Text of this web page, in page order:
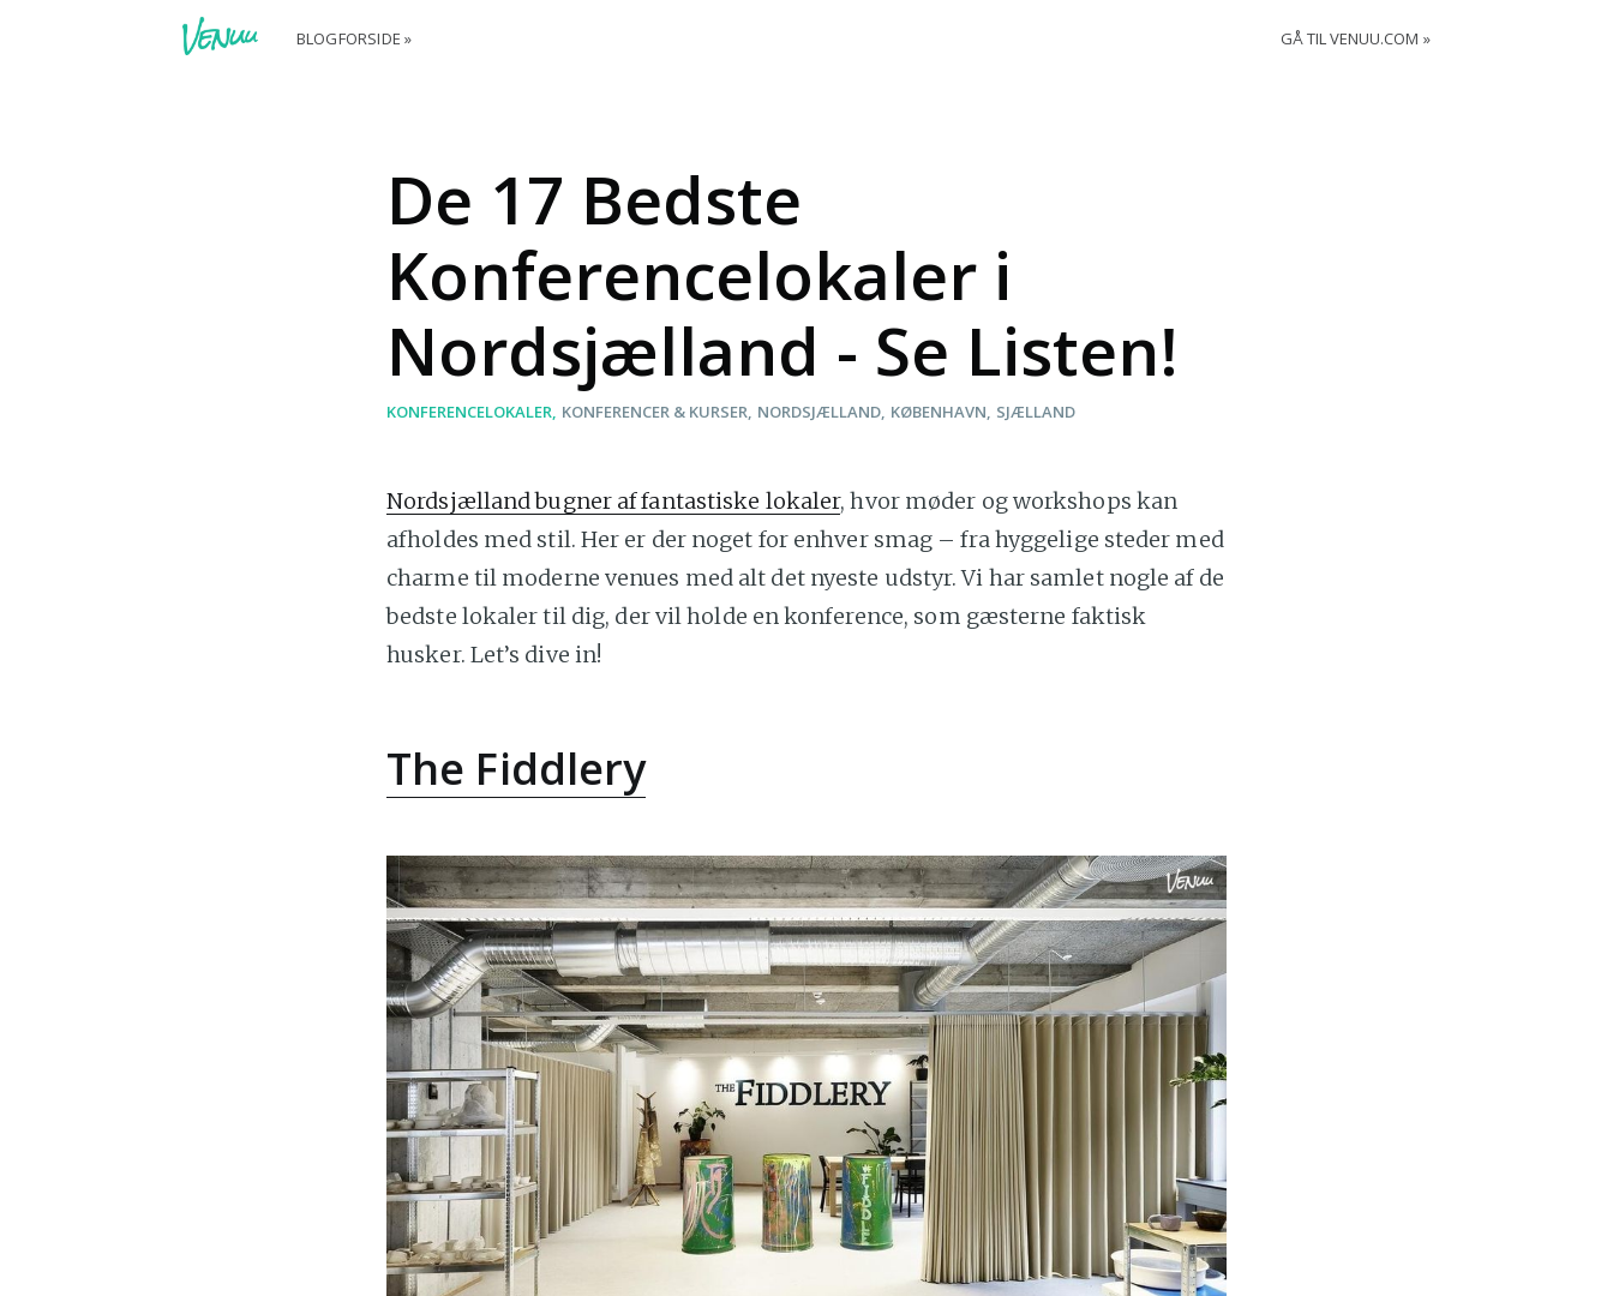
BLOGFORSIDE » GÅ TIL VENUU.COM
De 17 Bedste
Konferencelokaler i
Nordsjælland - Se Listen!
KONFERENCELOKALER KONFERENCER & KURSER NORDSJÆLLAND KØBENHAVN SJÆLLAND
Nordsjælland bugner af fantastiske lokaler, hvor møder og workshops kan
afholdes med stil. Her er der noget for enhver smag – fra hyggelige steder med
charme til moderne venues med alt det nyeste udstyr. Vi har samlet nogle af de
bedste lokaler til dig, der vil holde en konference, som gæsterne faktisk
husker. Let’s dive in!
The Fiddlery